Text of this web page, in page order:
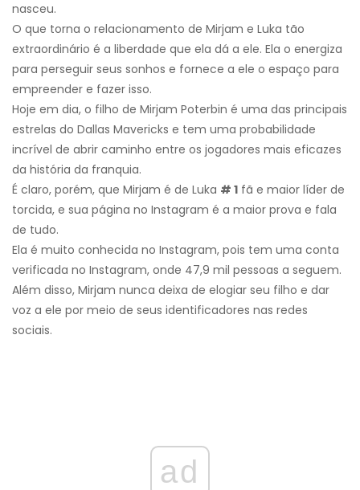
nasceu.
O que torna o relacionamento de Mirjam e Luka tão
extraordinário é a liberdade que ela dá a ele. Ela o energiza
para perseguir seus sonhos e fornece a ele o espaço para
empreender e fazer isso.
Hoje em dia, o filho de Mirjam Poterbin é uma das principais
estrelas do Dallas Mavericks e tem uma probabilidade
incrível de abrir caminho entre os jogadores mais eficazes
da história da franquia.
É claro, porém, que Mirjam é de Luka # 1 fã e maior líder de
torcida, e sua página no Instagram é a maior prova e fala
de tudo.
Ela é muito conhecida no Instagram, pois tem uma conta
verificada no Instagram, onde 47,9 mil pessoas a seguem.
Além disso, Mirjam nunca deixa de elogiar seu filho e dar
voz a ele por meio de seus identificadores nas redes
sociais.
ad